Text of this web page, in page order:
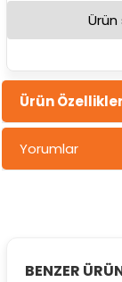
Ürün
Ürün
Yorumlar
BENZER